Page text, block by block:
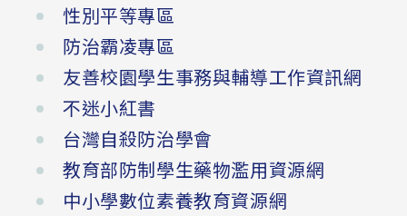
性別平等專區
防治霸凌專區
友善校園學生事務與輔導工作資訊網
不迷小紅書
台灣自殺防治學會
教育部防制學生藥物濫用資源網
中小學數位素養教育資源網